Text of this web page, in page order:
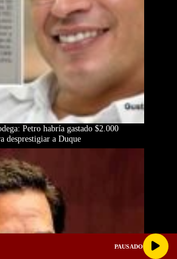
Petro habría gastado $2.000
desprestigiar a Duque
PAUSADO